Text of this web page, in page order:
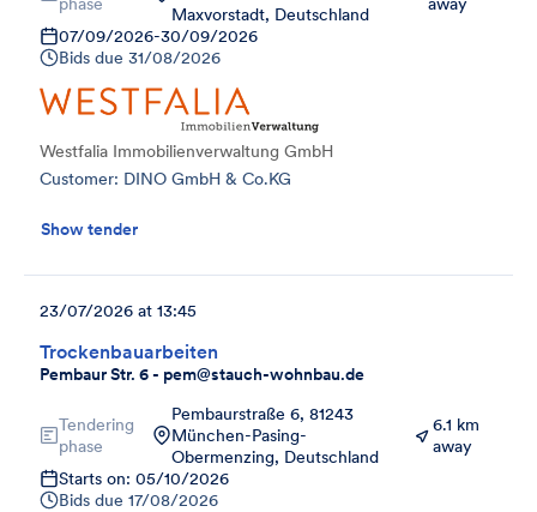
Maxvorstadt, Deutschland
07/09/2026-30/09/2026
Bids due 31/08/2026
Westfalia Immobilienverwaltung GmbH
Customer: DINO GmbH & Co.KG
Show tender
Trockenbauarbeiten
Pembaur Str. 6 - pem@stauch-wohnbau.de
23/07/2026 at 13:45
Tendering
phase
Pembaurstraße 6, 81243
München-Pasing-
Obermenzing, Deutschland
6.1 km
away
Starts on: 05/10/2026
Bids due 17/08/2026